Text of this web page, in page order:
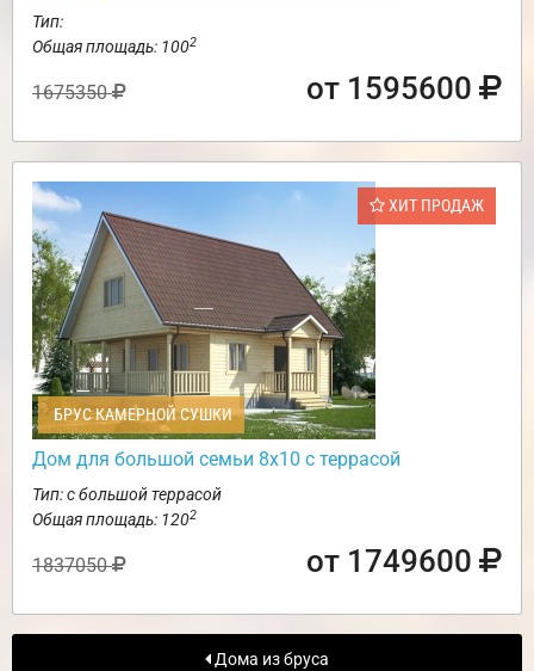
Тип:
Общая площадь: 1002
1675350 от 1595600
ХИТ ПРОДАЖ
БРУС КАМЕРНОЙ СУШКИ
Дом для большой семьи 8х10 с террасой
Тип: с большой террасой
Общая площадь: 1202
1837050 от 1749600
Дома из бруса